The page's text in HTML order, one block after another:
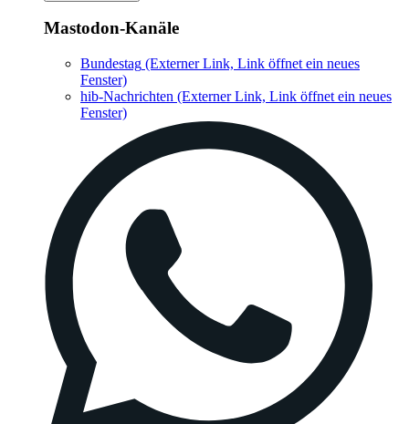
Mastodon-Kanäle
Bundestag (Externer Link, Link öffnet ein neues
Fenster)
hib-Nachrichten (Externer Link, Link öffnet ein neues
Fenster)